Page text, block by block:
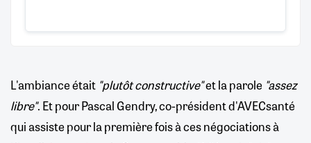
L'ambiance était "plutôt constructive"et la parole "assez
libre". Et pour Pascal Gendry, co-président d'AVECsanté
qui assiste pour la première fois à ces négociations à